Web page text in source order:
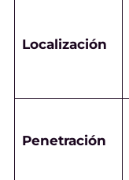
Localización
Penetración